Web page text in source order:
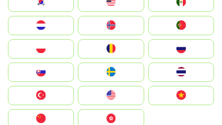
South Korea
United States
中國香港特別行政區